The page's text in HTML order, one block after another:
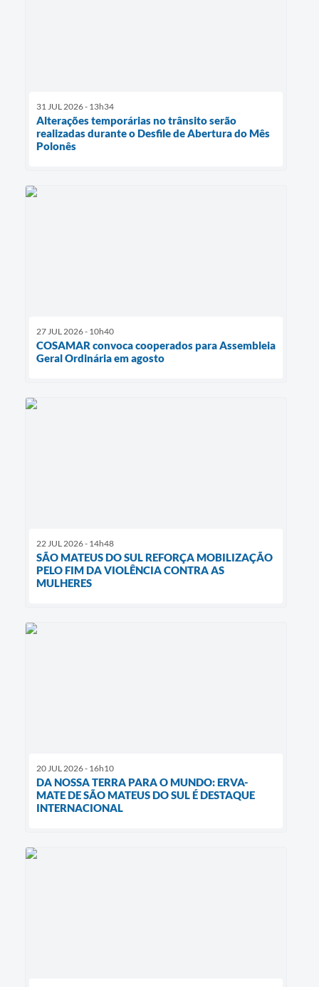
31 JUL 2026 - 13h34
Alterações temporárias no trânsito serão
realizadas durante o Desfile de Abertura do Mês
Polonês
27 JUL 2026 - 10h40
COSAMAR convoca cooperados para Assembleia
Geral Ordinária em agosto
22 JUL 2026 - 14h48
SÃO MATEUS DO SUL REFORÇA MOBILIZAÇÃO
PELO FIM DA VIOLÊNCIA CONTRA AS
MULHERES
20 JUL 2026 - 16h10
DA NOSSA TERRA PARA O MUNDO: ERVA-
MATE DE SÃO MATEUS DO SUL É DESTAQUE
INTERNACIONAL